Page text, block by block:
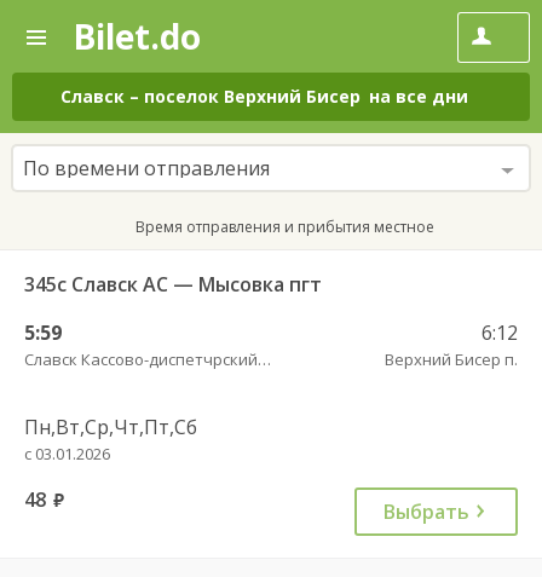
—
Поиск
и
покупка
билетов
на
автобус
онлайн
Bilet.do
Славск – поселок Верхний Бисер на все дни
По времени отправления
Время отправления и прибытия местное
345с Славск АС — Мысовка пгт
5:59
Славск Кассово-диспетчрский пункт
6:12
Верхний Бисер п.
Пн,Вт,Ср,Чт,Пт,Сб
с 03.01.2026
48 руб. Выбрать